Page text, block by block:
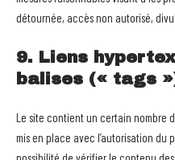
détournée, accès non autorisé,
9. Liens
balises (« tags
Le site contient un certain nombre
mis en place avec l’autorisation du